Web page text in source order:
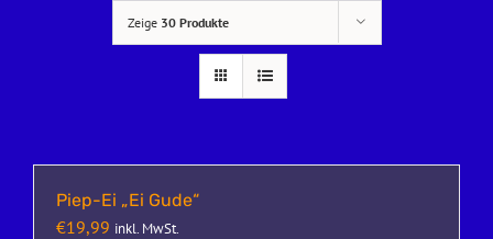
Zeige 30 Produkte
Piep-Ei „Ei Gude“
€19,99 inkl. MwSt.